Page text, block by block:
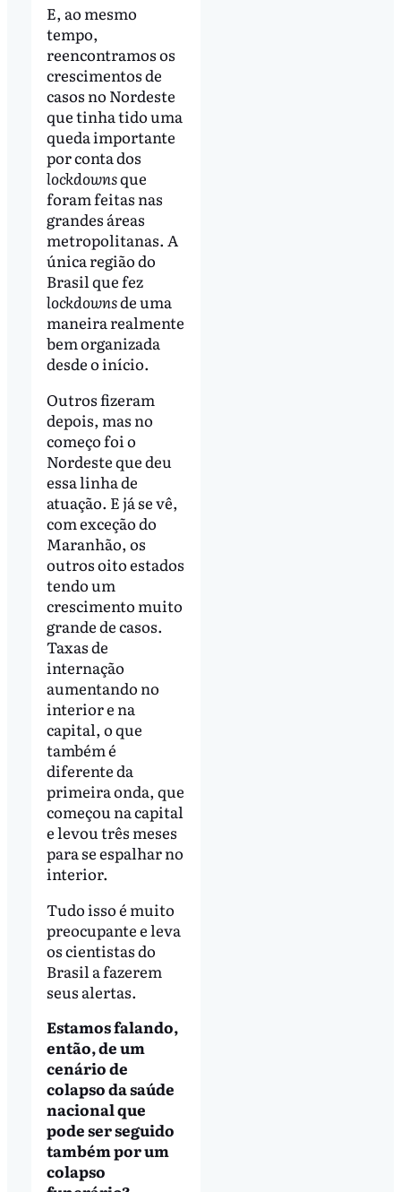
E, ao mesmo
tempo,
reencontramos os
crescimentos de
casos no Nordeste
que tinha tido uma
queda importante
por conta dos
lockdownsque
foram feitas nas
grandes áreas
metropolitanas. A
única região do
Brasil que fez
lockdownsde uma
maneira realmente
bem organizada
desde o início.
Outros fizeram
depois, mas no
começo foi o
Nordeste que deu
essa linha de
atuação. E já se vê,
com exceção do
Maranhão, os
outros oito estados
tendo um
crescimento muito
grande de casos.
Taxas de
internação
aumentando no
interior e na
capital, o que
também é
diferente da
primeira onda, que
começou na capital
e levou três meses
para se espalhar no
interior.
Tudo isso é muito
preocupante e leva
os cientistas do
Brasil a fazerem
seus alertas.
Estamos falando,
então, de um
cenário de
colapso da saúde
nacional que
pode ser seguido
também por um
colapso